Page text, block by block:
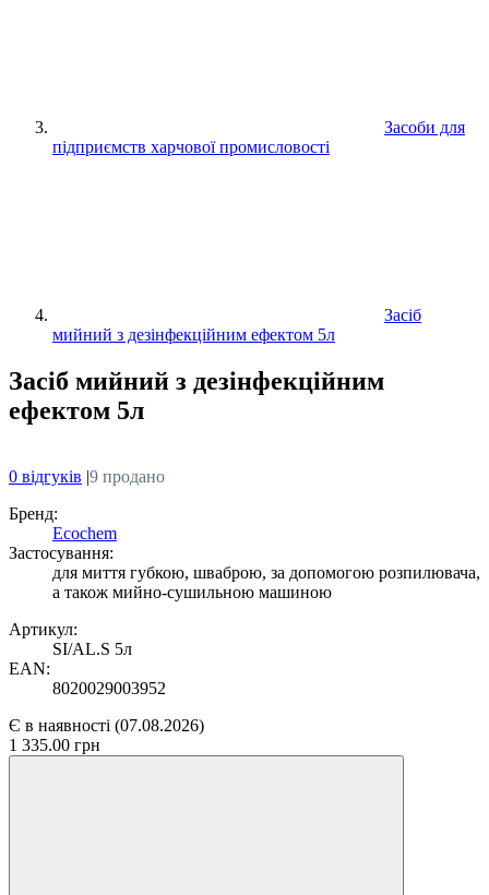
Засоби для
підприємств харчової промисловості
Засіб
мийний з дезінфекційним ефектом 5л
Засіб мийний з дезінфекційним
ефектом 5л
0 відгуків |9 продано
Бренд:
Ecochem
Застосування:
для миття губкою, шваброю, за допомогою розпилювача,
а також мийно-сушильною машиною
Артикул:
SI/AL.S 5л
EAN:
8020029003952
Є в наявності (07.08.2026)
1 335.00 грн